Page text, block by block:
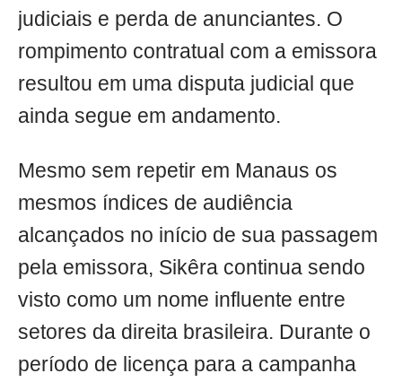
judiciais e perda de anunciantes. O
rompimento contratual com a emissora
resultou em uma disputa judicial que
ainda segue em andamento.
Mesmo sem repetir em Manaus os
mesmos índices de audiência
alcançados no início de sua passagem
pela emissora, Sikêra continua sendo
visto como um nome influente entre
setores da direita brasileira. Durante o
período de licença para a campanha